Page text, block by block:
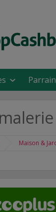
Maison &